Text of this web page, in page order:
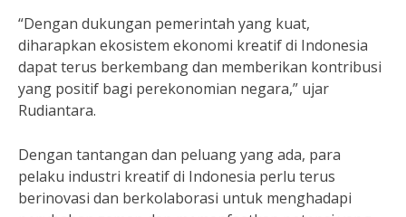
“Dengan dukungan pemerintah yang kuat,
diharapkan ekosistem ekonomi kreatif di Indonesia
dapat terus berkembang dan memberikan kontribusi
yang positif bagi perekonomian negara,” ujar
Rudiantara.
Dengan tantangan dan peluang yang ada, para
pelaku industri kreatif di Indonesia perlu terus
berinovasi dan berkolaborasi untuk menghadapi